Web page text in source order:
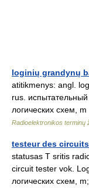
loginių grandynų
atitikmenys: angl.
rus.
логических схем,
Radioelektronikos terminų
testeur des
statusas T sritis
circuit tester vok.
логических схем,